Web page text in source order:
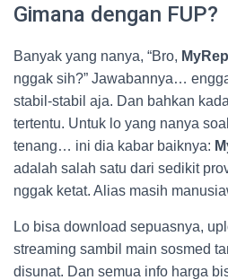
Gimana dengan FUP?
Banyak yang nanya, “Bro,
nggak sih?” Jawabannya…
stabil-stabil aja. Dan bahkan
tertentu. Untuk lo yang nanya soal
tenang… ini dia kabar baiknya:
adalah salah satu dari sedikit
nggak ketat. Alias masih
Lo bisa download sepuasnya,
streaming sambil main sosmed
disunat. Dan semua info harga